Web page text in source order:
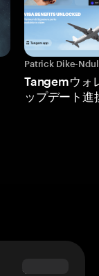
Patrick Dike-
Tangemウォ
ップデート進
$69.90